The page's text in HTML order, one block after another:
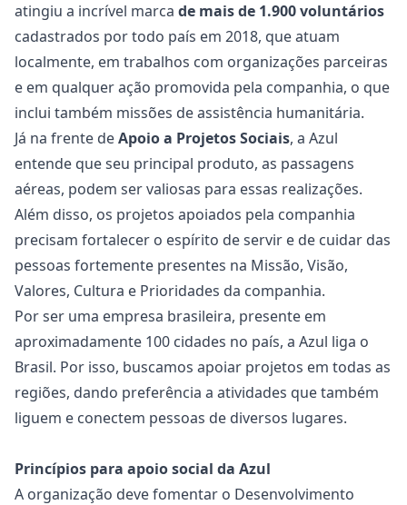
atingiu a incrível marca de mais de 1.900 voluntários
cadastrados por todo país em 2018, que atuam
localmente, em trabalhos com organizações parceiras
e em qualquer ação promovida pela companhia, o que
inclui também missões de assistência humanitária.
Já na frente deApoio a Projetos Sociais, a Azul
entende que seu principal produto, as passagens
aéreas, podem ser valiosas para essas realizações.
Além disso, os projetos apoiados pela companhia
precisam fortalecer o espírito de servir e de cuidar das
pessoas fortemente presentes na Missão, Visão,
Valores, Cultura e Prioridades da companhia.
Por ser uma empresa brasileira, presente em
aproximadamente 100 cidades no país, a Azul liga o
Brasil. Por isso, buscamos apoiar projetos em todas as
regiões, dando preferência a atividades que também
liguem e conectem pessoas de diversos lugares.
Princípios para apoio social da Azul
A organização deve fomentar o Desenvolvimento